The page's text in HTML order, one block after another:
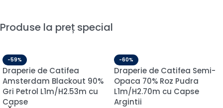
Produse la preț special
-59%
Draperie de Catifea
Amsterdam Blackout 90%
Gri Petrol L1m/H2.53m cu
Capse
-60%
Draperie de Catifea Semi-
Opaca 70% Roz Pudra
L1m/H2.70m cu Capse
Argintii